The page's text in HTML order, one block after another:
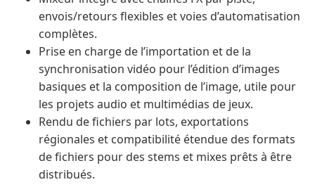
envois/retours flexibles et voies d’automatisation
complètes.
Prise en charge de l’importation et de la
synchronisation vidéo pour l’édition d’images
basiques et la composition de l’image, utile pour
les projets audio et multimédias de jeux.
Rendu de fichiers par lots, exportations
régionales et compatibilité étendue des formats
de fichiers pour des stems et mixes prêts à être
distribués.